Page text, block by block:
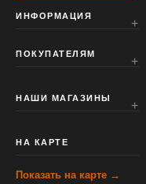
ИНФОРМАЦИЯ
ПОКУПАТЕЛЯМ
НАШИ МАГАЗИНЫ
НА КАРТЕ
Показать на карте →